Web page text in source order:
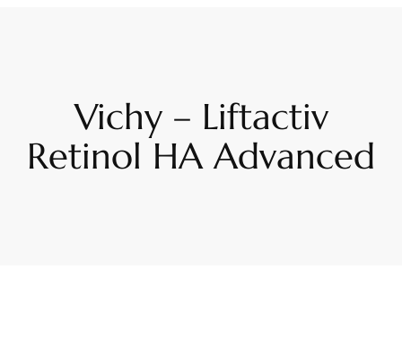
Vichy – Liftactiv
Retinol HA Advanced